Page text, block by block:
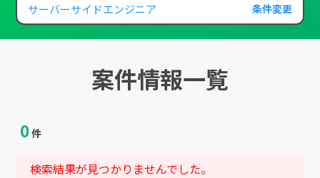
サーバーサイドエンジニア 条件変更
案件情報一覧
0件
検索結果が見つかりませんでした。